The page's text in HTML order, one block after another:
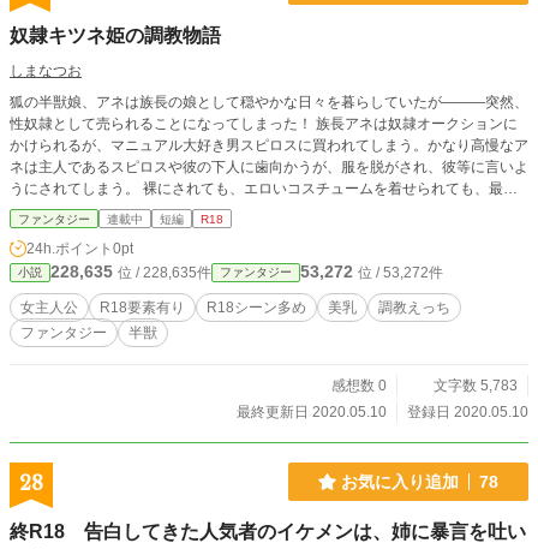
奴隷キツネ姫の調教物語
しまなつお
狐の半獣娘、アネは族長の娘として穏やかな日々を暮らしていたが―――突然、
性奴隷として売られることになってしまった！ 族長アネは奴隷オークションに
かけられるが、マニュアル大好き男スピロスに買われてしまう。かなり高慢なア
ネは主人であるスピロスや彼の下人に歯向かうが、服を脱がされ、彼等に言いよ
うにされてしまう。 裸にされても、エロいコスチュームを着せられても、最初
は反抗的だったアネだったが―――？ 高慢な半獣娘が段々とエロいことをされ
て感じてしまう、調教物語。
ファンタジー 連載中 短編 R18
24h.ポイント 0pt
小説 228,635 位 / 228,635件 ファンタジー 53,272 位 / 53,272件
女主人公 R18要素有り R18シーン多め 美乳
調教えっち
ファンタジー
半獣
感想数 0
文字数 5,783
最終更新日 2020.05.10
登録日 2020.05.10
28 お気に入り追加 78
終R18 告白してきた人気者のイケメンは、姉に暴言を吐い